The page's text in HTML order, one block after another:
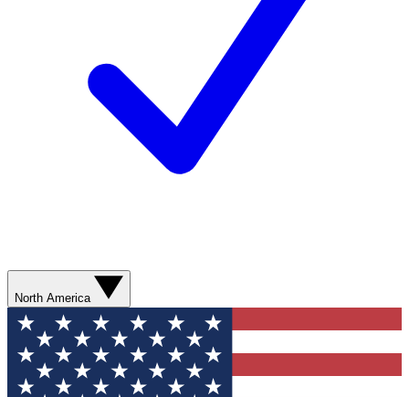
North America